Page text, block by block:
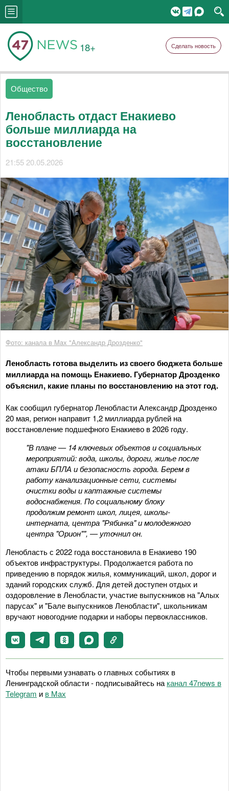
18+ Сделать новость
Общество
Ленобласть отдаст Енакиево
больше миллиарда на
восстановление
21:55 20.05.2026
Фото: канала в Max "Александр Дрозденко"
Ленобласть готова выделить из своего бюджета больше
миллиарда на помощь Енакиево. Губернатор Дрозденко
объяснил, какие планы по восстановлению на этот год.
Как сообщил губернатор Ленобласти Александр Дрозденко
20 мая, регион направит 1,2 миллиарда рублей на
восстановление подшефного Енакиево в 2026 году.
"В плане — 14 ключевых объектов и социальных
мероприятий: вода, школы, дороги, жилье после
атаки БПЛА и безопасность города. Берем в
работу канализационные сети, системы
очистки воды и каптажные системы
водоснабжения. По социальному блоку
продолжим ремонт школ, лицея, школы-
интерната, центра "Рябинка" и молодежного
центра "Орион"", — уточнил он.
Ленобласть с 2022 года восстановила в Енакиево 190
объектов инфраструктуры. Продолжается работа по
приведению в порядок жилья, коммуникаций, школ, дорог и
зданий городских служб. Для детей доступен отдых и
оздоровление в Ленобласти, участие выпускников на "Алых
парусах" и "Бале выпускников Ленобласти", школьникам
вручают новогодние подарки и наборы первоклассников.
Чтобы первыми узнавать о главных событиях в
Ленинградской области - подписывайтесь на канал 47news в
Telegram и в Maх